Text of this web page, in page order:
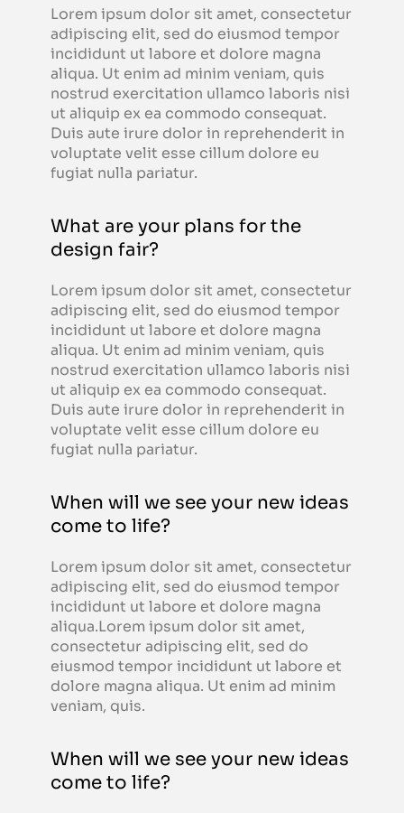
Lorem ipsum dolor sit amet, consectetur
adipiscing elit, sed do eiusmod tempor
incididunt ut labore et dolore magna
aliqua. Ut enim ad minim veniam, quis
nostrud exercitation ullamco laboris nisi
ut aliquip ex ea commodo consequat.
Duis aute irure dolor in reprehenderit in
voluptate velit esse cillum dolore eu
fugiat nulla pariatur.
What are your plans for the
design fair?
Lorem ipsum dolor sit amet, consectetur
adipiscing elit, sed do eiusmod tempor
incididunt ut labore et dolore magna
aliqua. Ut enim ad minim veniam, quis
nostrud exercitation ullamco laboris nisi
ut aliquip ex ea commodo consequat.
Duis aute irure dolor in reprehenderit in
voluptate velit esse cillum dolore eu
fugiat nulla pariatur.
When will we see your new ideas
come to life?
Lorem ipsum dolor sit amet, consectetur
adipiscing elit, sed do eiusmod tempor
incididunt ut labore et dolore magna
aliqua.Lorem ipsum dolor sit amet,
consectetur adipiscing elit, sed do
eiusmod tempor incididunt ut labore et
dolore magna aliqua. Ut enim ad minim
veniam, quis.
When will we see your new ideas
come to life?